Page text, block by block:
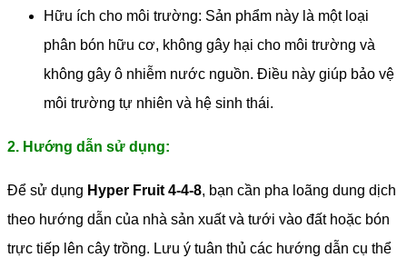
Hữu ích cho môi trường: Sản phẩm này là một loại
phân bón hữu cơ, không gây hại cho môi trường và
không gây ô nhiễm nước nguồn. Điều này giúp bảo vệ
môi trường tự nhiên và hệ sinh thái.
2. Hướng dẫn sử dụng:
Để sử dụng Hyper Fruit 4-4-8, bạn cần pha loãng dung dịch
theo hướng dẫn của nhà sản xuất và tưới vào đất hoặc bón
trực tiếp lên cây trồng. Lưu ý tuân thủ các hướng dẫn cụ thể